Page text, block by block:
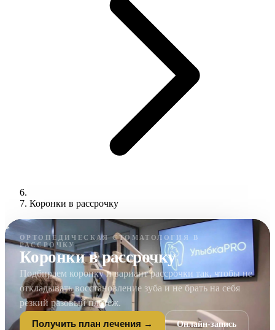
Коронки в рассрочку
ОРТОПЕДИЧЕСКАЯ СТОМАТОЛОГИЯ В
РАССРОЧКУ
Коронки в рассрочку
Подбираем коронку и вариант рассрочки так, чтобы не
откладывать восстановление зуба и не брать на себя
резкий разовый платёж.
Получить план лечения → Онлайн-запись